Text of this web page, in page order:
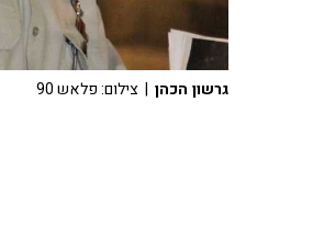
גרשון הכהן | צילום: פלאש 90